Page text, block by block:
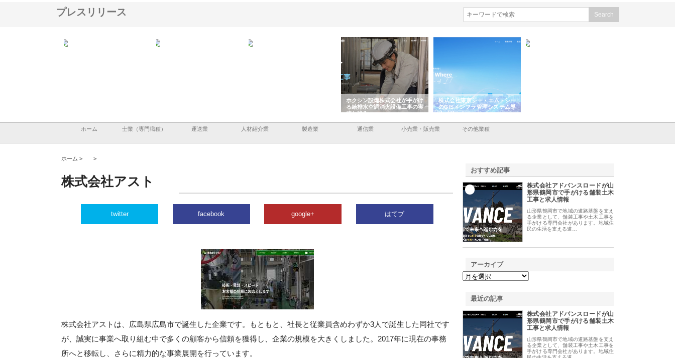
プレスリリース
ホクシン設備株式会社が手がけ
る給排水空調消火設備工事の実
績と強み
株式会社東京シー・エム・シー
のGISインフラ管理システム導
入メリット
ホーム 士業（専門職種） 運送業 人材紹介業 製造業 通信業 小売業・販売業 その他業種
ホーム > >
株式会社アスト
twitter facebook google+ はてブ
株式会社アストは、広島県広島市で誕生した企業です。もともと、社長と従業員含めわずか3人で誕生した同社です
が、誠実に事業へ取り組む中で多くの顧客から信頼を獲得し、企業の規模を大きくしました。2017年に現在の事務
所へと移転し、さらに精力的な事業展開を行っています。
おすすめ記事
株式会社アドバンスロードが山
形県鶴岡市で手がける舗装土木
工事と求人情報
山形県鶴岡市で地域の道路基盤を支え
る企業として、舗装工事や土木工事を
手がける専門会社があります。地域住
民の生活を支える道…
アーカイブ
最近の記事
株式会社アドバンスロードが山
形県鶴岡市で手がける舗装土木
工事と求人情報
山形県鶴岡市で地域の道路基盤を支え
る企業として、舗装工事や土木工事を
手がける専門会社があります。地域住